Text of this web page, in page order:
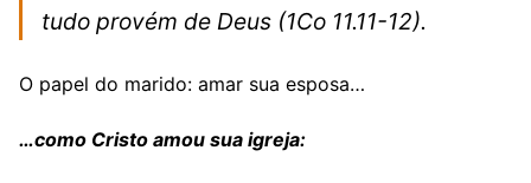
tudo provém de Deus (1Co 11.11-12).
O papel do marido: amar sua esposa…
…como Cristo amou sua igreja: